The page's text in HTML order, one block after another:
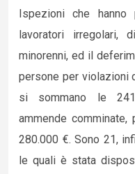
Ispezioni che hanno
lavoratori irregolari,
minorenni, ed il
persone per violazioni
si sommano le
ammende
280.000 €. Sono 21,
le quali è stata